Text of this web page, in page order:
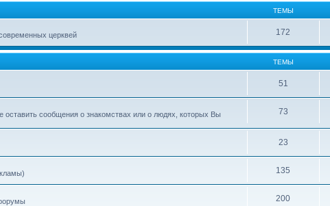
ТЕМЫ
церквей 172
ТЕМЫ
51
сообщения о знакомствах или о людях, которых Вы
73
23
135
200